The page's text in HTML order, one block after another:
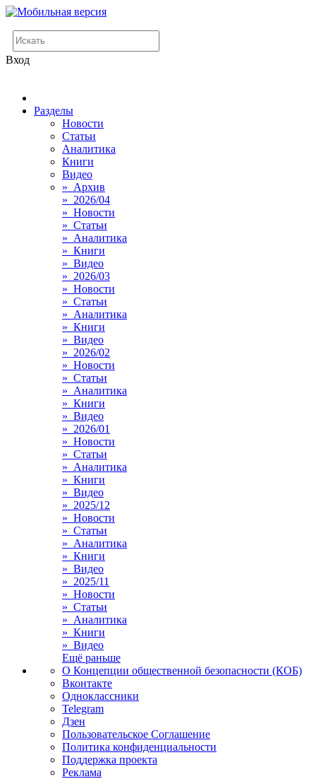
Вход
Разделы
Новости
Статьи
Аналитика
Книги
Видео
» Архив
» 2026/04
» Новости
» Статьи
» Аналитика
» Книги
» Видео
» 2026/03
» Новости
» Статьи
» Аналитика
» Книги
» Видео
» 2026/02
» Новости
» Статьи
» Аналитика
» Книги
» Видео
» 2026/01
» Новости
» Статьи
» Аналитика
» Книги
» Видео
» 2025/12
» Новости
» Статьи
» Аналитика
» Книги
» Видео
» 2025/11
» Новости
» Статьи
» Аналитика
» Книги
» Видео
Ещё раньше
О Концепции общественной безопасности (КОБ)
Вконтакте
Одноклассники
Telegram
Дзен
Пользовательское Соглашение
Политика конфиденциальности
Поддержка проекта
Реклама